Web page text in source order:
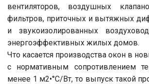
вентиляторов, воздушных
фильтров, приточных и вытяжных
и звукоизолированных
энергоэффективных жилых домов.
Что касается производства окон в
с нормативным сопротивлением
менее 1 м2•°C/Вт, то выпуск такой